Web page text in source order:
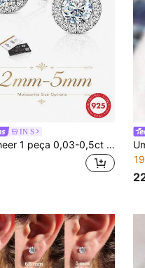
IN S
AnlaScheer 1 peça 0,03-0,5ct Moissanite Prata Esterlina 925 Pavê Completo Costas Planas Brinco de Cartilagem Conch Piercing Brincos de Noivado Casamento Joalharia Nupcial Feminina